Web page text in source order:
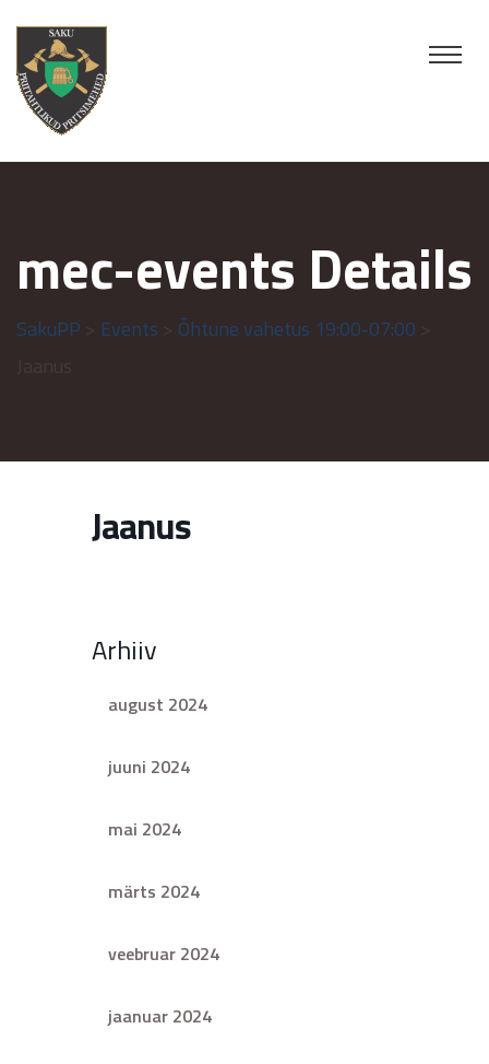
mec-events Details
SakuPP Events Õhtune vahetus 19:00-07:00
Jaanus
Arhiiv
august 2024
juuni 2024
mai 2024
märts 2024
veebruar 2024
jaanuar 2024